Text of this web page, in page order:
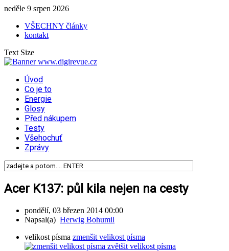
neděle 9 srpen 2026
VŠECHNY články
kontakt
Text Size
Úvod
Co je to
Energie
Glosy
Před nákupem
Testy
Všehochuť
Zprávy
Acer K137: půl kila nejen na cesty
pondělí, 03 březen 2014 00:00
Napsal(a) Herwig Bohumil
velikost písma zmenšit velikost písma
zvětšit velikost písma